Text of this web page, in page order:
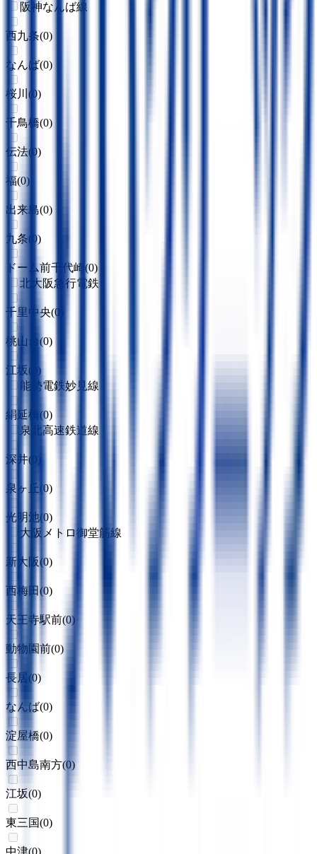
阪神なんば線
西九条(0)
なんば(0)
桜川 (0)
千鳥橋(0)
伝法( 0)
福(0)
出来島(0)
九条( 0)
ドーム前千代崎 (0)
北大阪急行電鉄
千里中央(0
桃山台(0)
江坂(
)
能勢電鉄妙見線
絹延橋(0)
泉北高速鉄道線
深井( 0
泉ヶ丘(0)
光明池(0)
大阪メトロ御堂筋線
新大阪(0)
西梅田(0)
天王寺駅前(0)
動物園前(0)
長居(0)
なんば(0)
淀屋橋(0)
西中島南方(0)
江坂(0)
東三国(0)